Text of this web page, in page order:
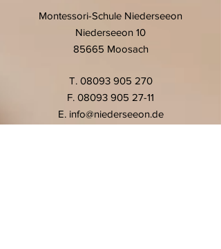
Montessori-Schule Niederseeon
Niederseeon 10
85665 Moosach
T. 08093 905 270
F. 08093 905 27-11
E. info@niederseeon.de